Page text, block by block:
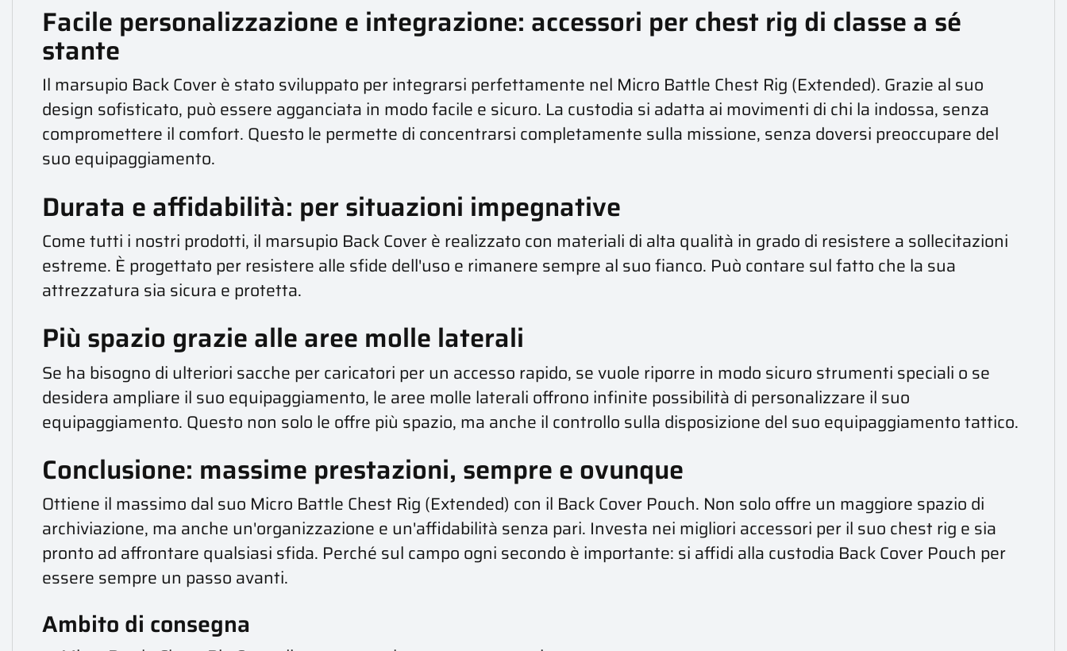
Facile personalizzazione e integrazione: accessori per chest rig di classe a sé
stante
Il marsupio Back Cover è stato sviluppato per integrarsi perfettamente nel Micro Battle Chest Rig (Extended). Grazie al suo
design sofisticato, può essere agganciata in modo facile e sicuro. La custodia si adatta ai movimenti di chi la indossa, senza
compromettere il comfort. Questo le permette di concentrarsi completamente sulla missione, senza doversi preoccupare del
suo equipaggiamento.
Durata e affidabilità: per situazioni impegnative
Come tutti i nostri prodotti, il marsupio Back Cover è realizzato con materiali di alta qualità in grado di resistere a sollecitazioni
estreme. È progettato per resistere alle sfide dell'uso e rimanere sempre al suo fianco. Può contare sul fatto che la sua
attrezzatura sia sicura e protetta.
Più spazio grazie alle aree molle laterali
Se ha bisogno di ulteriori sacche per caricatori per un accesso rapido, se vuole riporre in modo sicuro strumenti speciali o se
desidera ampliare il suo equipaggiamento, le aree molle laterali offrono infinite possibilità di personalizzare il suo
equipaggiamento. Questo non solo le offre più spazio, ma anche il controllo sulla disposizione del suo equipaggiamento tattico.
Conclusione: massime prestazioni, sempre e ovunque
Ottiene il massimo dal suo Micro Battle Chest Rig (Extended) con il Back Cover Pouch. Non solo offre un maggiore spazio di
archiviazione, ma anche un'organizzazione e un'affidabilità senza pari. Investa nei migliori accessori per il suo chest rig e sia
pronto ad affrontare qualsiasi sfida. Perché sul campo ogni secondo è importante: si affidi alla custodia Back Cover Pouch per
essere sempre un passo avanti.
Ambito di consegna